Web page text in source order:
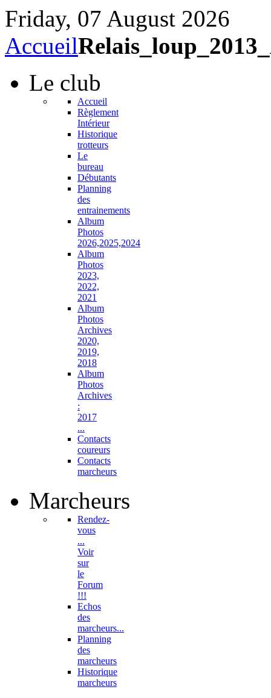
Friday, 07 August 2026
Accueil
Le club
Accueil
Règlement
Intérieur
Historique
trotteurs
Le
bureau
Débutants
Planning
des
entrainements
Album
Photos
2026,2025,2024
Album
Photos
2023,
2022,
2021
Album
Photos
Archives
2020,
2019,
2018
Album
Photos
Archives
:
2017
...
Contacts
coureurs
Contacts
marcheurs
Marcheurs
Rendez-
vous
...
Voir
sur
le
Forum
!!!
Echos
des
marcheurs...
Planning
des
marcheurs
Historique
marcheurs